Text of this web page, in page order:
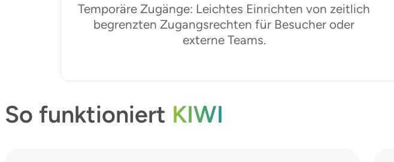
Temporäre Zugänge: Leichtes Einrichten von zeitlich
begrenzten Zugangsrechten für Besucher oder
externe Teams.
So funktioniert KIWI